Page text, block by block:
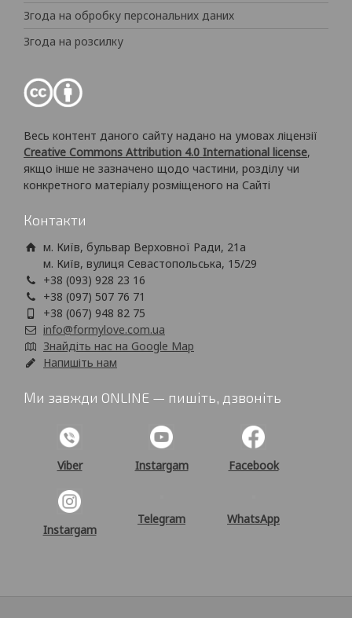
Згода на обробку персональних даних
Згода на розсилку
Весь контент даного сайту надано на умовах ліцензії
Creative Commons Attribution 4.0 International license,
якщо інше не зазначено щодо частини, розділу чи
конкретного матеріалу розміщеного на Сайті
Контакти
м. Київ, бульвар Верховної Ради, 21а
м. Київ, вулиця Севастопольська, 15/29
+38 (093) 928 23 16
+38 (097) 507 76 71
+38 (067) 948 82 75
info@formylove.com.ua
Знайдіть нас на Google Map
Напишіть нам
Ми завжди ONLINE — пишіть, дзвоніть
Viber Instargam Facebook
Instargam
Telegram WhatsApp